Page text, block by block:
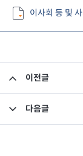
이사회 등 및
이전글
다음글